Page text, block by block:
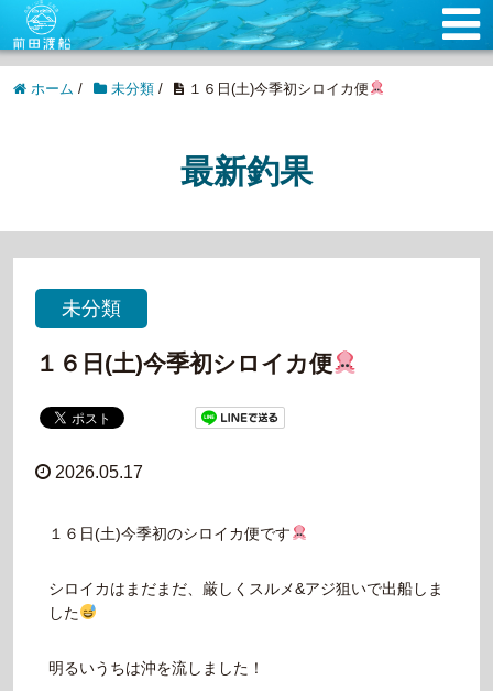
ホーム / 未分類 / １６日(土)今季初シロイカ便
最新釣果
未分類
１６日(土)今季初シロイカ便
2026.05.17
１６日(土)今季初のシロイカ便です
シロイカはまだまだ、厳しくスルメ&アジ狙いで出船しま
した
明るいうちは沖を流しました！